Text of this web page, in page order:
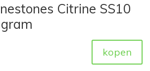
Citrine SS10
kopen